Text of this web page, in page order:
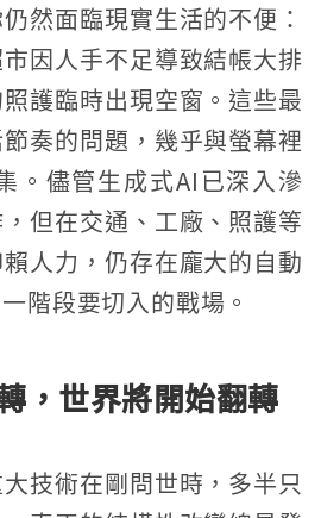
然面臨現實生活的不便：
因人手不足導致結帳大排
護臨時出現空窗。這些最
奏的問題，幾乎與螢幕裡
。儘管生成式AI已深入滲
但在交通、工廠、照護等
人力，仍存在龐大的自動
階段要切入的戰場。
，世界將開始翻轉
技術在剛問世時，多半只